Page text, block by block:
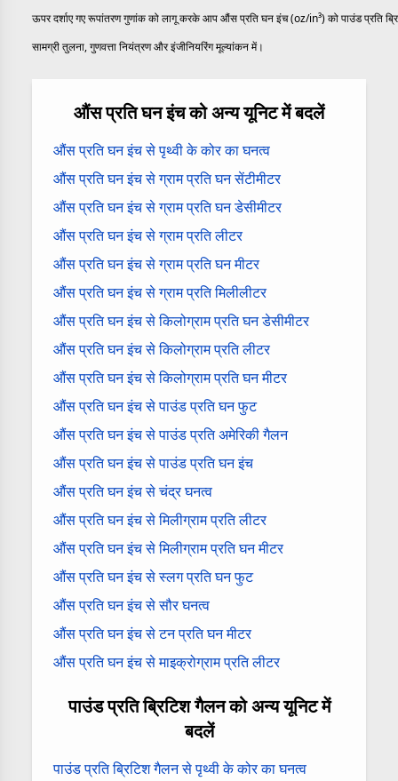
ऊपर दर्शाए गए रूपांतरण गुणांक को लागू करके आप औंस प्रति घन इंच (oz/in³) को पाउंड प्रति
सामग्री तुलना, गुणवत्ता नियंत्रण और इंजीनियरिंग मूल्यांकन में।
औंस प्रति घन इंच को अन्य यूनिट में बदलें
औंस प्रति घन इंच से पृथ्वी के कोर का घनत्व
औंस प्रति घन इंच से ग्राम प्रति घन सेंटीमीटर
औंस प्रति घन इंच से ग्राम प्रति घन डेसीमीटर
औंस प्रति घन इंच से ग्राम प्रति लीटर
औंस प्रति घन इंच से ग्राम प्रति घन मीटर
औंस प्रति घन इंच से ग्राम प्रति मिलीलीटर
औंस प्रति घन इंच से किलोग्राम प्रति घन डेसीमीटर
औंस प्रति घन इंच से किलोग्राम प्रति लीटर
औंस प्रति घन इंच से किलोग्राम प्रति घन मीटर
औंस प्रति घन इंच से पाउंड प्रति घन फुट
औंस प्रति घन इंच से पाउंड प्रति अमेरिकी गैलन
औंस प्रति घन इंच से पाउंड प्रति घन इंच
औंस प्रति घन इंच से चंद्र घनत्व
औंस प्रति घन इंच से मिलीग्राम प्रति लीटर
औंस प्रति घन इंच से मिलीग्राम प्रति घन मीटर
औंस प्रति घन इंच से स्लग प्रति घन फुट
औंस प्रति घन इंच से सौर घनत्व
औंस प्रति घन इंच से टन प्रति घन मीटर
औंस प्रति घन इंच से माइक्रोग्राम प्रति लीटर
पाउंड प्रति ब्रिटिश गैलन को अन्य यूनिट में
बदलें
पाउंड प्रति ब्रिटिश गैलन से पृथ्वी के कोर का घनत्व